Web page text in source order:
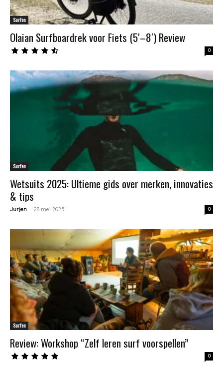
Surfen
Olaian Surfboardrek voor Fiets (5′–8′) Review
0
Surfen
Wetsuits 2025: Ultieme gids over merken, innovaties
& tips
Jurjen - 28 mei 2025 0
Surfen
Review: Workshop “Zelf leren surf voorspellen”
0